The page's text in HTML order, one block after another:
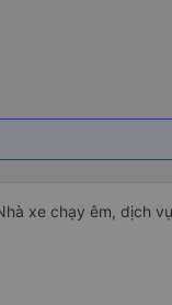
xe chạy êm, dịch